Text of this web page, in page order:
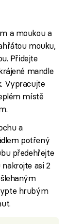
a moukou a
mouku,
Přidejte
mandle
Vypracujte
místě
a
potřený
předehřejte
nakrojte asi 2
hrubým